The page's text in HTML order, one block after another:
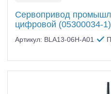
Сервопривод
цифровой (05300034-1)
Артикул: BLA13-06H-A01